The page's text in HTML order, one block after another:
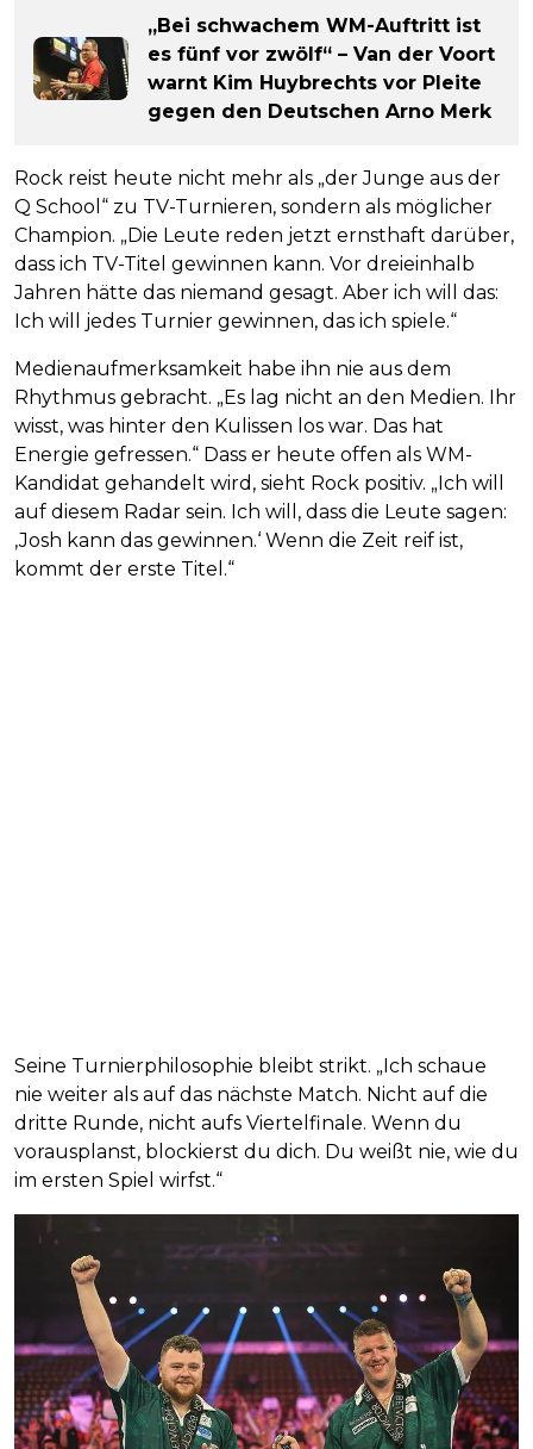
„Bei schwachem WM-Auftritt ist
es fünf vor zwölf“ – Van der Voort
warnt Kim Huybrechts vor Pleite
gegen den Deutschen Arno Merk
Rock reist heute nicht mehr als „der Junge aus der
Q School“ zu TV-Turnieren, sondern als möglicher
Champion. „Die Leute reden jetzt ernsthaft darüber,
dass ich TV-Titel gewinnen kann. Vor dreieinhalb
Jahren hätte das niemand gesagt. Aber ich will das:
Ich will jedes Turnier gewinnen, das ich spiele.“
Medienaufmerksamkeit habe ihn nie aus dem
Rhythmus gebracht. „Es lag nicht an den Medien. Ihr
wisst, was hinter den Kulissen los war. Das hat
Energie gefressen.“ Dass er heute offen als WM-
Kandidat gehandelt wird, sieht Rock positiv. „Ich will
auf diesem Radar sein. Ich will, dass die Leute sagen:
‚Josh kann das gewinnen.‘ Wenn die Zeit reif ist,
kommt der erste Titel.“
Seine Turnierphilosophie bleibt strikt. „Ich schaue
nie weiter als auf das nächste Match. Nicht auf die
dritte Runde, nicht aufs Viertelfinale. Wenn du
vorausplanst, blockierst du dich. Du weißt nie, wie du
im ersten Spiel wirfst.“